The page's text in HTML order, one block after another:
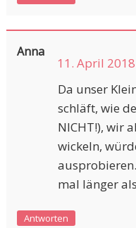
Anna
11. April
Da unser
schläft, wie
NICHT!), wir
wickeln,
mal länger
Antworten